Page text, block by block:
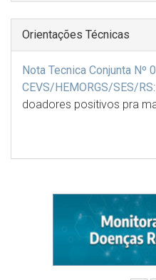
Orientações Técnicas
Nota Tecnica Conjunta Nº
CEVS/HEMORGS/SES/RS
doadores positivos pra